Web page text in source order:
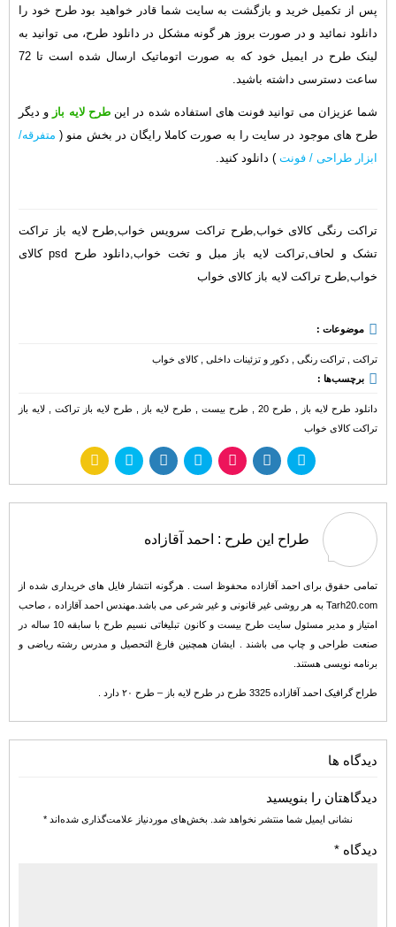
پس از تکمیل خرید و بازگشت به سایت شما قادر خواهید بود طرح خود را
دانلود نمائید و در صورت بروز هر گونه مشکل در دانلود طرح، می توانید به
لینک طرح در ایمیل خود که به صورت اتوماتیک ارسال شده است تا 72
ساعت دسترسی داشته باشید.
شما عزیزان می توانید فونت های استفاده شده در اینطرح لایه باز و دیگر
طرح های موجود در سایت را به صورت کاملا رایگان در بخش منو ( متفرقه/
ابزار طراحی / فونت ) دانلود کنید.
تراکت رنگی کالای خواب,طرح تراکت سرویس خواب,طرح لایه باز تراکت
تشک و لحاف,تراکت لایه باز مبل و تخت خواب,دانلود طرح psd کالای
خواب,طرح تراکت لایه باز کالای خواب
موضوعات :
تراکت تراکت رنگی دکور و تزئینات داخلی ,کالای خواب
برچسب‌ها :
دانلود طرح لایه باز طرح 20 طرح بیست طرح لایه باز طرح لایه باز تراکت
لایه باز
تراکت کالای خواب
طراح این طرح : احمد آقازاده
تمامی حقوق برای احمد آقازاده محفوظ است . هرگونه انتشار فایل های خریداری شده از
Tarh20.com به هر روشی غیر قانونی و غیر شرعی می باشد.مهندس احمد آقازاده ، صاحب
امتیاز و مدیر مسئول سایت طرح بیست و کانون تبلیغاتی نسیم طرح با سابقه 10 ساله در
صنعت طراحی و چاپ می باشند . ایشان همچنین فارغ التحصیل و مدرس رشته ریاضی و
برنامه نویسی هستند.
طراح گرافیک احمد آقازاده 3325 طرح در طرح لایه باز – طرح ۲۰ دارد .
دیدگاه ها
دیدگاهتان را بنویسید
نشانی ایمیل شما منتشر نخواهد شد. بخش‌های موردنیاز علامت‌گذاری شده‌اند *
دیدگاه *